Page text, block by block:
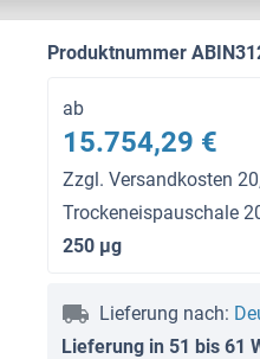
Produktnummer
ab
15.754,29 €
Zzgl. Versandkosten
Trockeneispauschale
250 μg
Lieferung nach:
Lieferung in 51 bis 61